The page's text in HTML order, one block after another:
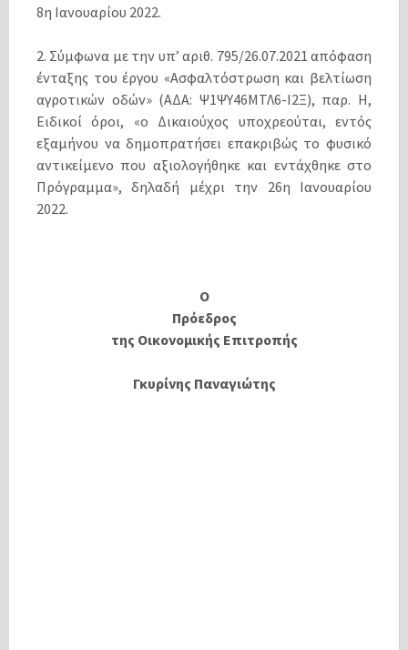
8η Ιανουαρίου 2022.
2. Σύμφωνα με την υπ’ αριθ. 795/26.07.2021 απόφαση
ένταξης του έργου «Ασφαλτόστρωση και βελτίωση
αγροτικών οδών» (ΑΔΑ: Ψ1ΨΥ46ΜΤΛ6-Ι2Ξ), παρ. Η,
Ειδικοί όροι, «ο Δικαιούχος υποχρεούται, εντός
εξαμήνου να δημοπρατήσει επακριβώς το φυσικό
αντικείμενο που αξιολογήθηκε και εντάχθηκε στο
Πρόγραμμα», δηλαδή μέχρι την 26η Ιανουαρίου
2022.
Ο
Πρόεδρος
της Οικονομικής Επιτροπής
Γκυρίνης Παναγιώτης